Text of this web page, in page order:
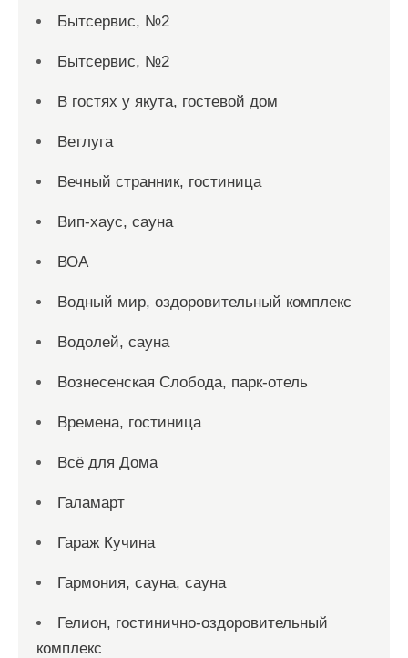
Бытсервис, №2
Бытсервис, №2
В гостях у якута, гостевой дом
Ветлуга
Вечный странник, гостиница
Вип-хаус, сауна
ВОА
Водный мир, оздоровительный комплекс
Водолей, сауна
Вознесенская Слобода, парк-отель
Времена, гостиница
Всё для Дома
Галамарт
Гараж Кучина
Гармония, сауна, сауна
Гелион, гостинично-оздоровительный
комплекс